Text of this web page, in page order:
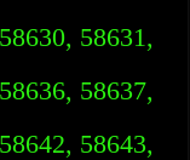
58631,
58637,
58643,